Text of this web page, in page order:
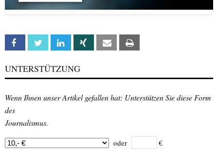
Facebook Twitter Linkedin Xing Email
UNTERSTÜTZUNG
Wenn Ihnen unser Artikel gefallen hat: Unterstützen Sie diese Form
des
Journalismus.
oder €